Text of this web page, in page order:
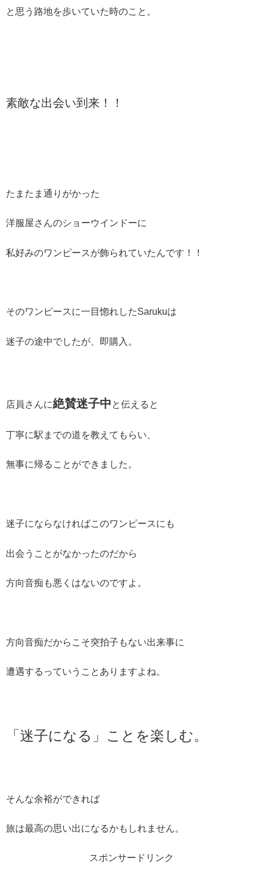
と思う路地を歩いていた時のこと。
素敵な出会い到来！！
たまたま通りがかった
洋服屋さんのショーウインドーに
私好みのワンピースが飾られていたんです！！
そのワンピースに一目惚れしたSarukuは
迷子の途中でしたが、即購入。
店員さんに絶賛迷子中と伝えると
丁寧に駅までの道を教えてもらい、
無事に帰ることができました。
迷子にならなければこのワンピースにも
出会うことがなかったのだから
方向音痴も悪くはないのですよ。
方向音痴だからこそ突拍子もない出来事に
遭遇するっていうことありますよね。
「迷子になる」ことを楽しむ。
そんな余裕ができれば
旅は最高の思い出になるかもしれません。
スポンサードリンク